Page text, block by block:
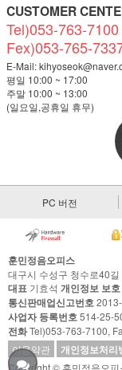
CUSTOMER
Tel)053-763-7100
Fex)053-765-
E-Mail:
평일 10:00 ~ 17:00
주말 10:00 ~ 13:00
(일요일,공휴일 휴무)
PC 버전
훈민정음오피스
대구시 수성구 청수로40
대표 기효석 개인정보 보
통신판매업신고번호
사업자 등록번호514-25-
전화Tel)053-763-7100,
이용약관
개인정보처리